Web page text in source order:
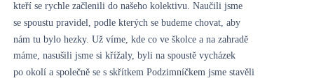
kteří se rychle začlenili do našeho kolektivu. Naučili jsme
se spoustu pravidel, podle kterých se budeme chovat, aby
nám tu bylo hezky. Už víme, kde co ve školce a na zahradě
máme, nasušili jsme si křížaly, byli na spoustě vycházek
po okolí a společně se s skřítkem Podzimníčkem jsme stavěli